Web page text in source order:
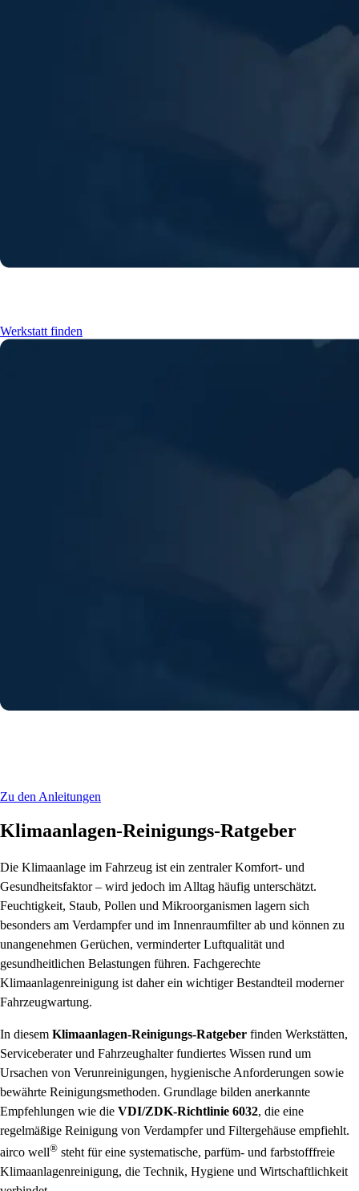
Werkstatt finden
Zu den Anleitungen
Klimaanlagen-Reinigungs-Ratgeber
Die Klimaanlage im Fahrzeug ist ein zentraler Komfort‑ und
Gesundheitsfaktor – wird jedoch im Alltag häufig unterschätzt.
Feuchtigkeit, Staub, Pollen und Mikroorganismen lagern sich
besonders am Verdampfer und im Innenraumfilter ab und können zu
unangenehmen Gerüchen, verminderter Luftqualität und
gesundheitlichen Belastungen führen. Fachgerechte
Klimaanlagenreinigung ist daher ein wichtiger Bestandteil moderner
Fahrzeugwartung.
In diesem Klimaanlagen‑Reinigungs‑Ratgeber finden Werkstätten,
Serviceberater und Fahrzeughalter fundiertes Wissen rund um
Ursachen von Verunreinigungen, hygienische Anforderungen sowie
bewährte Reinigungsmethoden. Grundlage bilden anerkannte
Empfehlungen wie die VDI/ZDK‑Richtlinie 6032, die eine
regelmäßige Reinigung von Verdampfer und Filtergehäuse empfiehlt.
airco well® steht für eine systematische, parfüm‑ und farbstofffreie
Klimaanlagenreinigung, die Technik, Hygiene und Wirtschaftlichkeit